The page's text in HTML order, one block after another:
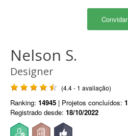
Convidar
Nelson S.
Designer
(4.4 - 1 avaliação)
Ranking: 14945 | Projetos concluídos: 1
Registrado desde: 18/10/2022